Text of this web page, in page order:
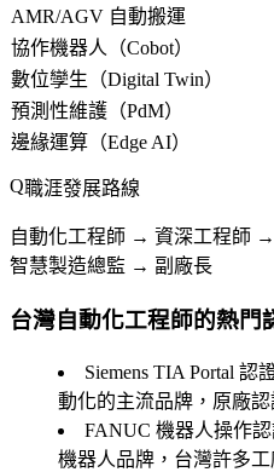
AMR/AGV 自動搬運
協作機器人（Cobot）
數位孿生（Digital Twin）
預測性維護（PdM）
邊緣運算（Edge AI）
職涯發展路線
自動化工程師 → 資深工程師
智慧製造總監 → 副廠長
台灣自動化工程師的熱門
Siemens TIA Portal 認
動化的主流品牌，原廠
FANUC 機器人操作
機器人品牌，台灣許多工